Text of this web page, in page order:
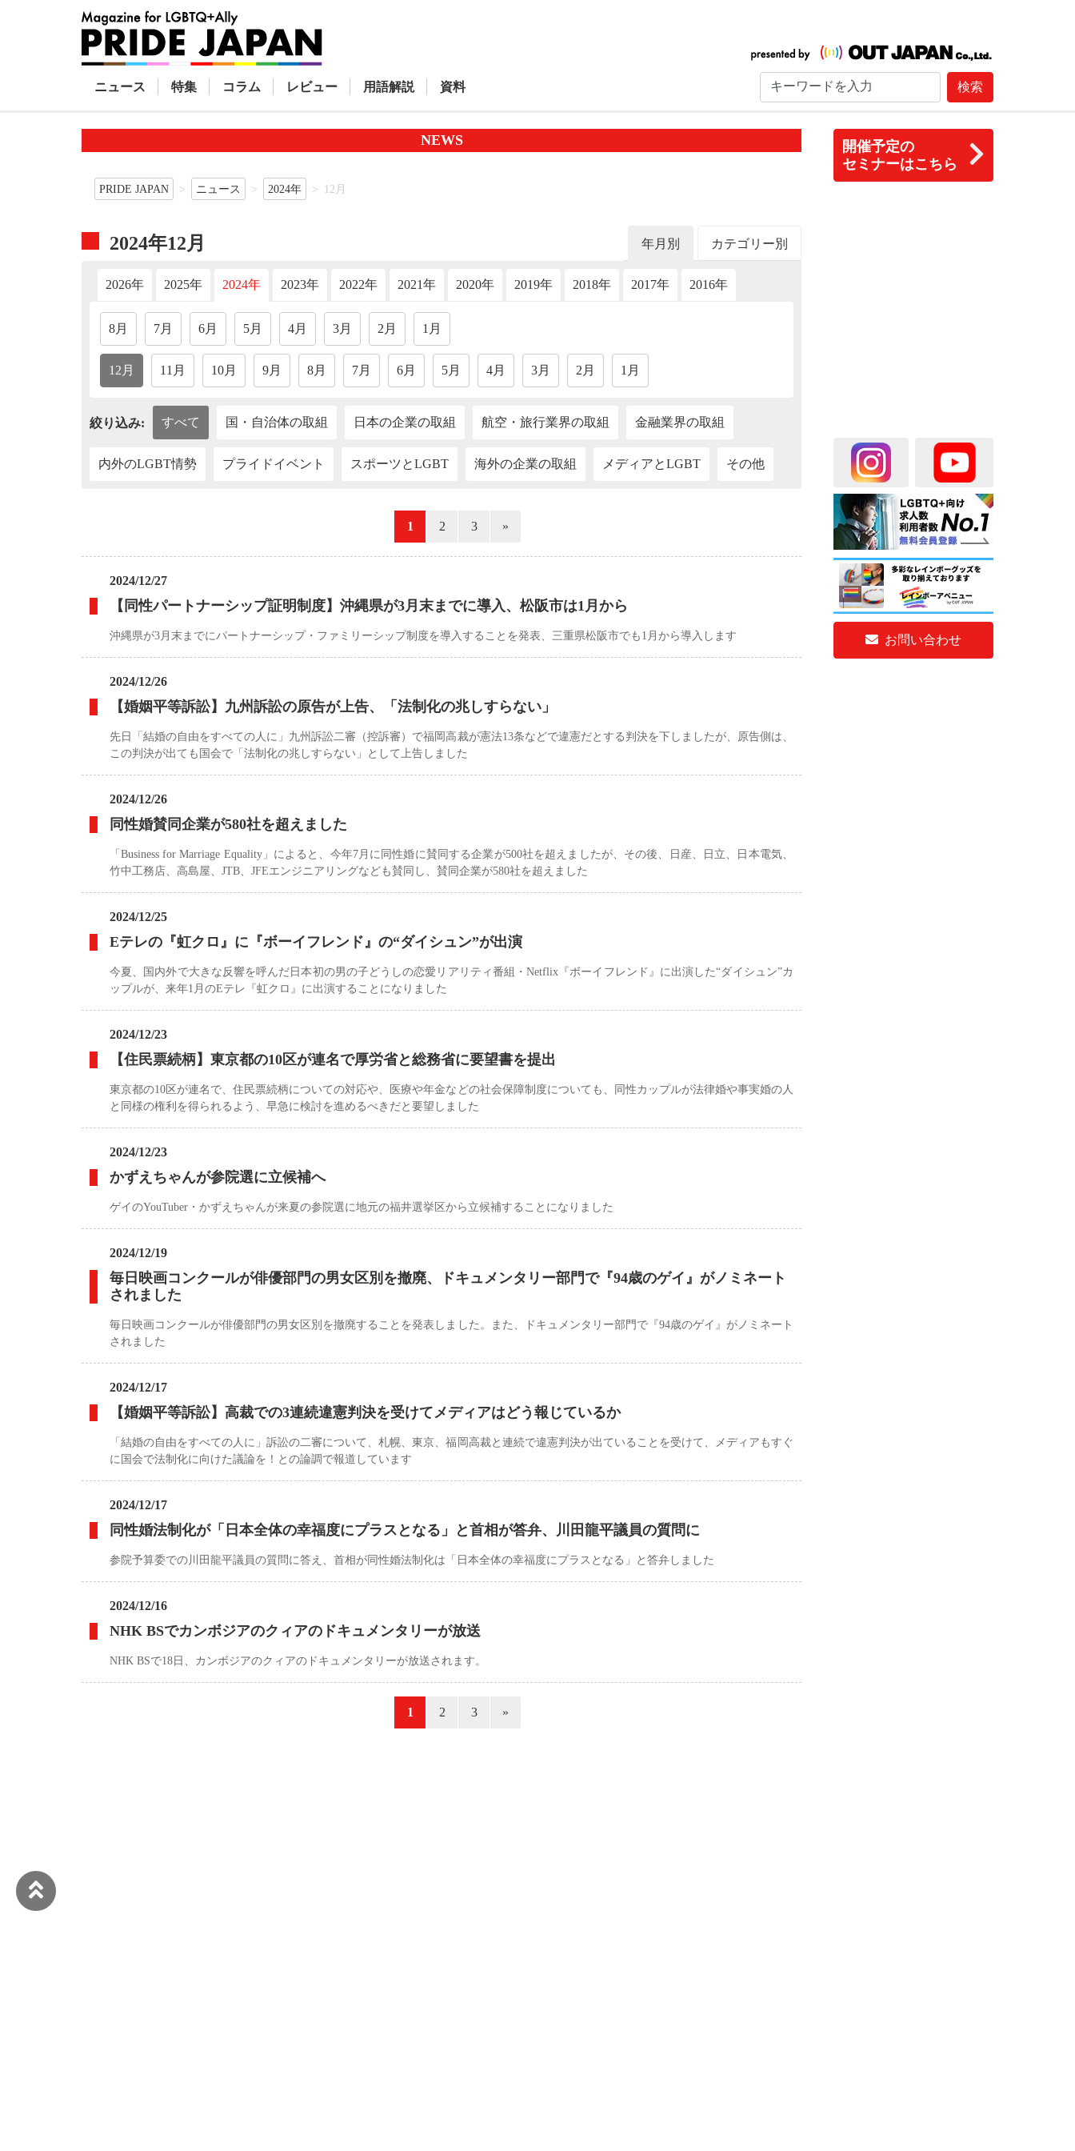
ニュース 特集 コラム レビュー 用語解説 資料 検索
開催予定の
セミナーはこちら
お問い合わせ
NEWS
PRIDE JAPAN ニュース 2024年 12月
2024年12月 年月別 カテゴリー別
2026年 2025年 2024年 2023年 2022年 2021年 2020年 2019年 2018年 2017年 2016年
8月 7月 6月 5月 4月 3月 2月 1月
12月 11月 10月 9月 8月 7月 6月 5月 4月 3月 2月 1月
絞り込み: すべて 国・自治体の取組 日本の企業の取組 航空・旅行業界の取組 金融業界の取組
内外のLGBT情勢 プライドイベント スポーツとLGBT 海外の企業の取組 メディアとLGBT その他
1 2 3 »
2024/12/27
【同性パートナーシップ証明制度】沖縄県が3月末までに導入、松阪市は1月から
沖縄県が3月末までにパートナーシップ・ファミリーシップ制度を導入することを発表、三重県松阪市でも1月から導入します
2024/12/26
【婚姻平等訴訟】九州訴訟の原告が上告、「法制化の兆しすらない」
先日「結婚の自由をすべての人に」九州訴訟二審（控訴審）で福岡高裁が憲法13条などで違憲だとする判決を下しましたが、原告側は、
この判決が出ても国会で「法制化の兆しすらない」として上告しました
2024/12/26
同性婚賛同企業が580社を超えました
「Business for Marriage Equality」によると、今年7月に同性婚に賛同する企業が500社を超えましたが、その後、日産、日立、日本電気、
竹中工務店、高島屋、JTB、JFEエンジニアリングなども賛同し、賛同企業が580社を超えました
2024/12/25
Eテレの『虹クロ』に『ボーイフレンド』の“ダイシュン”が出演
今夏、国内外で大きな反響を呼んだ日本初の男の子どうしの恋愛リアリティ番組・Netflix『ボーイフレンド』に出演した“ダイシュン”カ
ップルが、来年1月のEテレ『虹クロ』に出演することになりました
2024/12/23
【住民票続柄】東京都の10区が連名で厚労省と総務省に要望書を提出
東京都の10区が連名で、住民票続柄についての対応や、医療や年金などの社会保障制度についても、同性カップルが法律婚や事実婚の人
と同様の権利を得られるよう、早急に検討を進めるべきだと要望しました
2024/12/23
かずえちゃんが参院選に立候補へ
ゲイのYouTuber・かずえちゃんが来夏の参院選に地元の福井選挙区から立候補することになりました
2024/12/19
毎日映画コンクールが俳優部門の男女区別を撤廃、ドキュメンタリー部門で『94歳のゲイ』がノミネート
されました
毎日映画コンクールが俳優部門の男女区別を撤廃することを発表しました。また、ドキュメンタリー部門で『94歳のゲイ』がノミネート
されました
2024/12/17
【婚姻平等訴訟】高裁での3連続違憲判決を受けてメディアはどう報じているか
「結婚の自由をすべての人に」訴訟の二審について、札幌、東京、福岡高裁と連続で違憲判決が出ていることを受けて、メディアもすぐ
に国会で法制化に向けた議論を！との論調で報道しています
2024/12/17
同性婚法制化が「日本全体の幸福度にプラスとなる」と首相が答弁、川田龍平議員の質問に
参院予算委での川田龍平議員の質問に答え、首相が同性婚法制化は「日本全体の幸福度にプラスとなる」と答弁しました
2024/12/16
NHK BSでカンボジアのクィアのドキュメンタリーが放送
NHK BSで18日、カンボジアのクィアのドキュメンタリーが放送されます。
1 2 3 »